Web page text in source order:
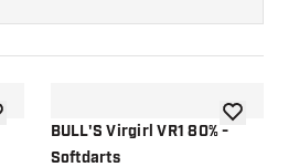
Wunschliste hinzufügen
BULL'S Virgirl VR1 80% -
Softdarts
Zur